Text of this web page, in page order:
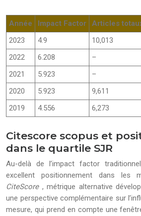
Année Impact Factor Articles
2023
4.9 10,013
2022
6.208 –
2021
5.923 –
2020
5.923 9,611
2019
4.556 6,273
Citescore scopus et
dans le quartile SJR
Au-delà de l’impact factor
excellent positionnement dans les
CiteScore , métrique alternative
une perspective complémentaire sur
mesure, qui prend en compte une